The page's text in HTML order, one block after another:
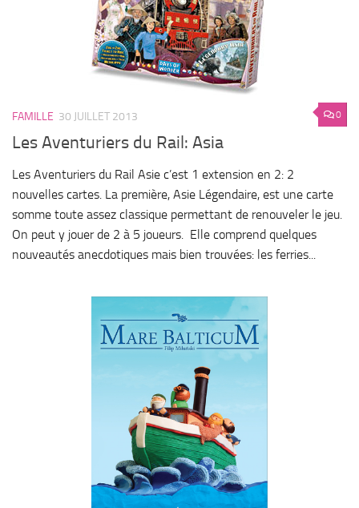
0
FAMILLE 30 JUILLET 2013
Les Aventuriers du Rail: Asia
Les Aventuriers du Rail Asie c’est 1 extension en 2: 2
nouvelles cartes. La première, Asie Légendaire, est une carte
somme toute assez classique permettant de renouveler le jeu.
On peut y jouer de 2 à 5 joueurs. Elle comprend quelques
nouveautés anecdotiques mais bien trouvées: les ferries...